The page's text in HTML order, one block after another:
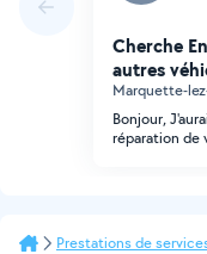
Cherche
autres
Marquette-
Bonjour,
réparation de
Prestations de